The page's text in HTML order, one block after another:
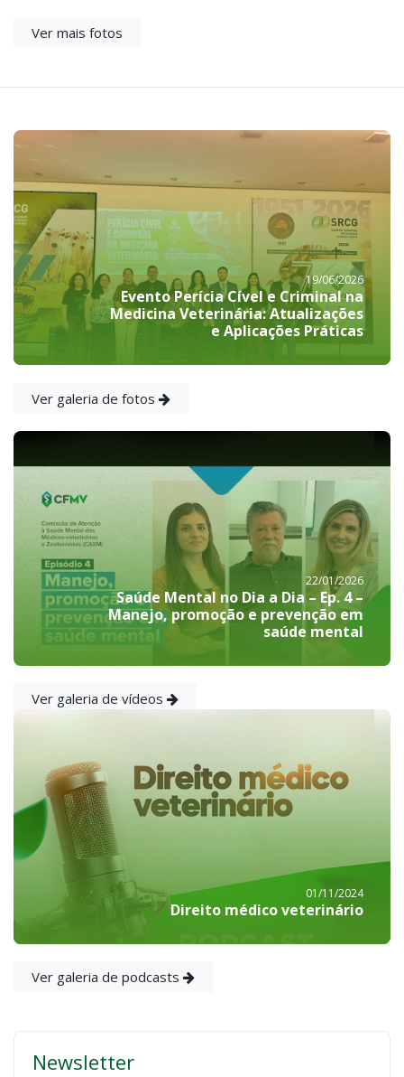
Ver mais fotos
19/06/2026
Evento Perícia Cível e Criminal na
Medicina Veterinária: Atualizações
e Aplicações Práticas
Ver galeria de fotos
22/01/2026
Saúde Mental no Dia a Dia – Ep. 4 –
Manejo, promoção e prevenção em
saúde mental
Ver galeria de vídeos
01/11/2024
Direito médico veterinário
Ver galeria de podcasts
Newsletter